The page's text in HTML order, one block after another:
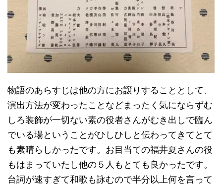
物語のあらすじは他の方にお譲りすることとして、
演出方法が変わったことなどまったく気にならずむ
しろ装飾が一切ない素の役者さんがむき出しで臨ん
でいる場ということがひしひしと伝わってきてとて
も素晴らしかったです。お目当ての福井夏さんの役
もはまっていたし他の５人もとても良かったです。
台詞が速すぎて和歌も詠むので半分以上何を言って